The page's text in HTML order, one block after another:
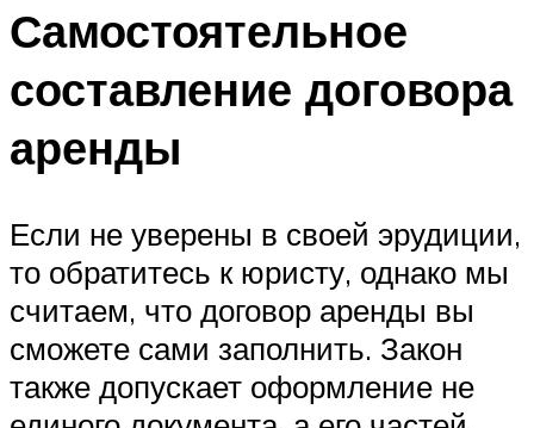
Самостоятельное
составление договора
аренды
Если не уверены в своей эрудиции,
то обратитесь к юристу, однако мы
считаем, что договор аренды вы
сможете сами заполнить. Закон
также допускает оформление не